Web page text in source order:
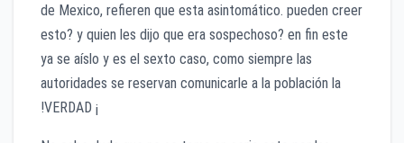
de Mexico, refieren que esta asintomático. pueden creer
esto? y quien les dijo que era sospechoso? en fin este
ya se aíslo y es el sexto caso, como siempre las
autoridades se reservan comunicarle a la población la
!VERDAD ¡